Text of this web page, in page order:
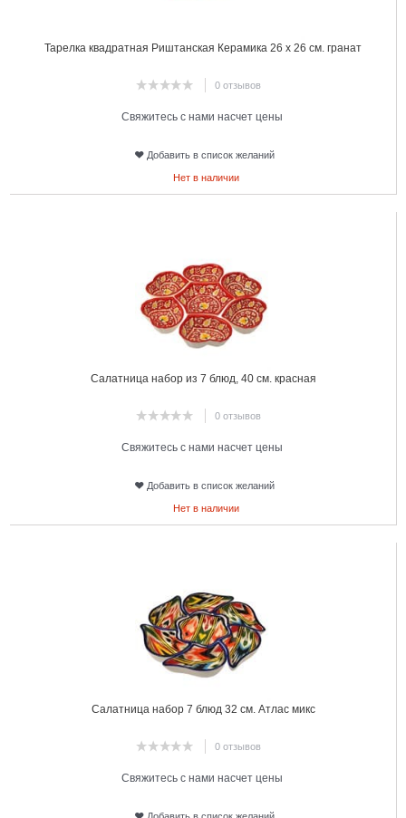
Тарелка квадратная Риштанская Керамика 26 х 26 см. гранат
0 отзывов
Свяжитесь с нами насчет цены
Добавить в список желаний
Нет в наличии
Салатница набор из 7 блюд, 40 см. красная
0 отзывов
Свяжитесь с нами насчет цены
Добавить в список желаний
Нет в наличии
Салатница набор 7 блюд 32 см. Атлас микс
0 отзывов
Свяжитесь с нами насчет цены